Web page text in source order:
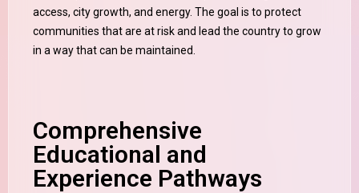
access, city growth, and energy. The goal is to protect
communities that are at risk and lead the country to grow
in a way that can be maintained.
Comprehensive
Educational and
Experience Pathways